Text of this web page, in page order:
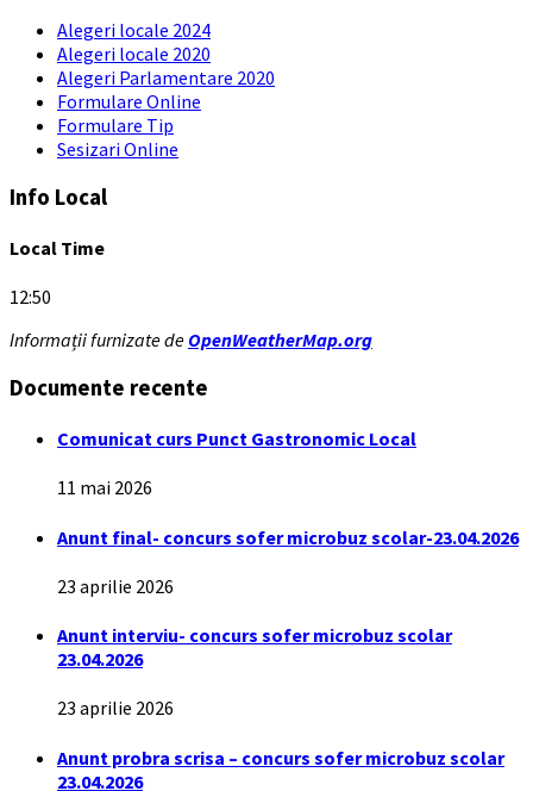
Alegeri locale 2024
Alegeri locale 2020
Alegeri Parlamentare 2020
Formulare Online
Formulare Tip
Sesizari Online
Info Local
Local Time
12:50
Informații furnizate de OpenWeatherMap.org
Documente recente
Comunicat curs Punct Gastronomic Local
11 mai 2026
Anunt final- concurs sofer microbuz scolar-23.04.2026
23 aprilie 2026
Anunt interviu- concurs sofer microbuz scolar
23.04.2026
23 aprilie 2026
Anunt probra scrisa – concurs sofer microbuz scolar
23.04.2026